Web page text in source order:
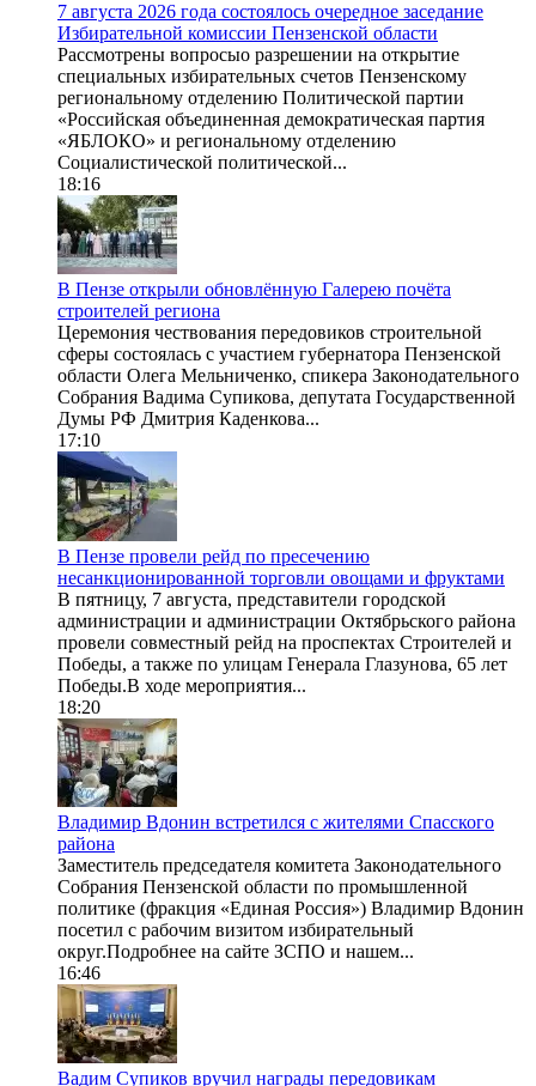
7 августа 2026 года состоялось очередное заседание
Избирательной комиссии Пензенской области
Рассмотрены вопросыо разрешении на открытие
специальных избирательных счетов Пензенскому
региональному отделению Политической партии
«Российская объединенная демократическая партия
«ЯБЛОКО» и региональному отделению
Социалистической политической...
18:16
В Пензе открыли обновлённую Галерею почёта
строителей региона
Церемония чествования передовиков строительной
сферы состоялась с участием губернатора Пензенской
области Олега Мельниченко, спикера Законодательного
Собрания Вадима Супикова, депутата Государственной
Думы РФ Дмитрия Каденкова...
17:10
В Пензе провели рейд по пресечению
несанкционированной торговли овощами и фруктами
В пятницу, 7 августа, представители городской
администрации и администрации Октябрьского района
провели совместный рейд на проспектах Строителей и
Победы, а также по улицам Генерала Глазунова, 65 лет
Победы.В ходе мероприятия...
18:20
Владимир Вдонин встретился с жителями Спасского
района
Заместитель председателя комитета Законодательного
Собрания Пензенской области по промышленной
политике (фракция «Единая Россия») Владимир Вдонин
посетил с рабочим визитом избирательный
округ.Подробнее на сайте ЗСПО и нашем...
16:46
Вадим Супиков вручил награды передовикам